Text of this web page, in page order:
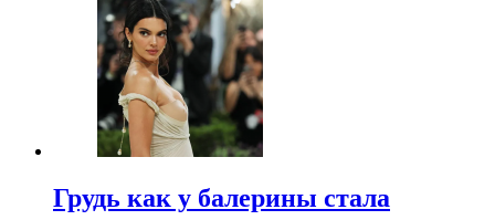
Грудь как у балерины стала